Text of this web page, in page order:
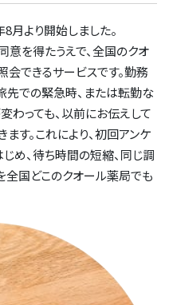
月より開始しました。
意を得たうえで、全国のクオ
できるサービスです。勤務
先での緊急時、または転勤な
わっても、以前にお伝えして
す。これにより、初回アンケ
め、待ち時間の短縮、同じ調
国どこのクオール薬局でも